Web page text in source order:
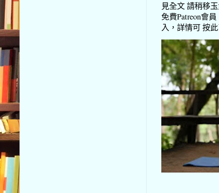
見全文 請稍移
免費Patreon會
入，詳情可 按